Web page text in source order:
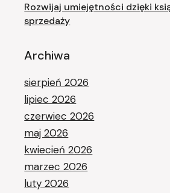
Rozwijaj umiejętności dzięki
sprzedaży
Archiwa
sierpień 2026
lipiec 2026
czerwiec 2026
maj 2026
kwiecień 2026
marzec 2026
luty 2026